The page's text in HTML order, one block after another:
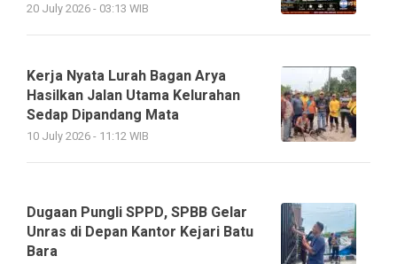
20 July 2026 - 03:13 WIB
Kerja Nyata Lurah Bagan Arya
Hasilkan Jalan Utama Kelurahan
Sedap Dipandang Mata
10 July 2026 - 11:12 WIB
Dugaan Pungli SPPD, SPBB Gelar
Unras di Depan Kantor Kejari Batu
Bara